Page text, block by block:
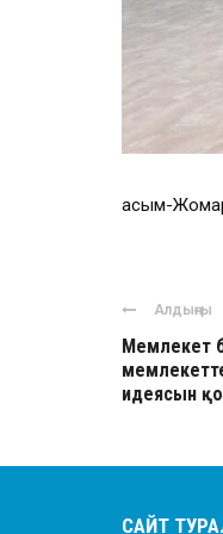
Қасым-
Алдыңғы
Мемлекет
идеясын
САЙТ